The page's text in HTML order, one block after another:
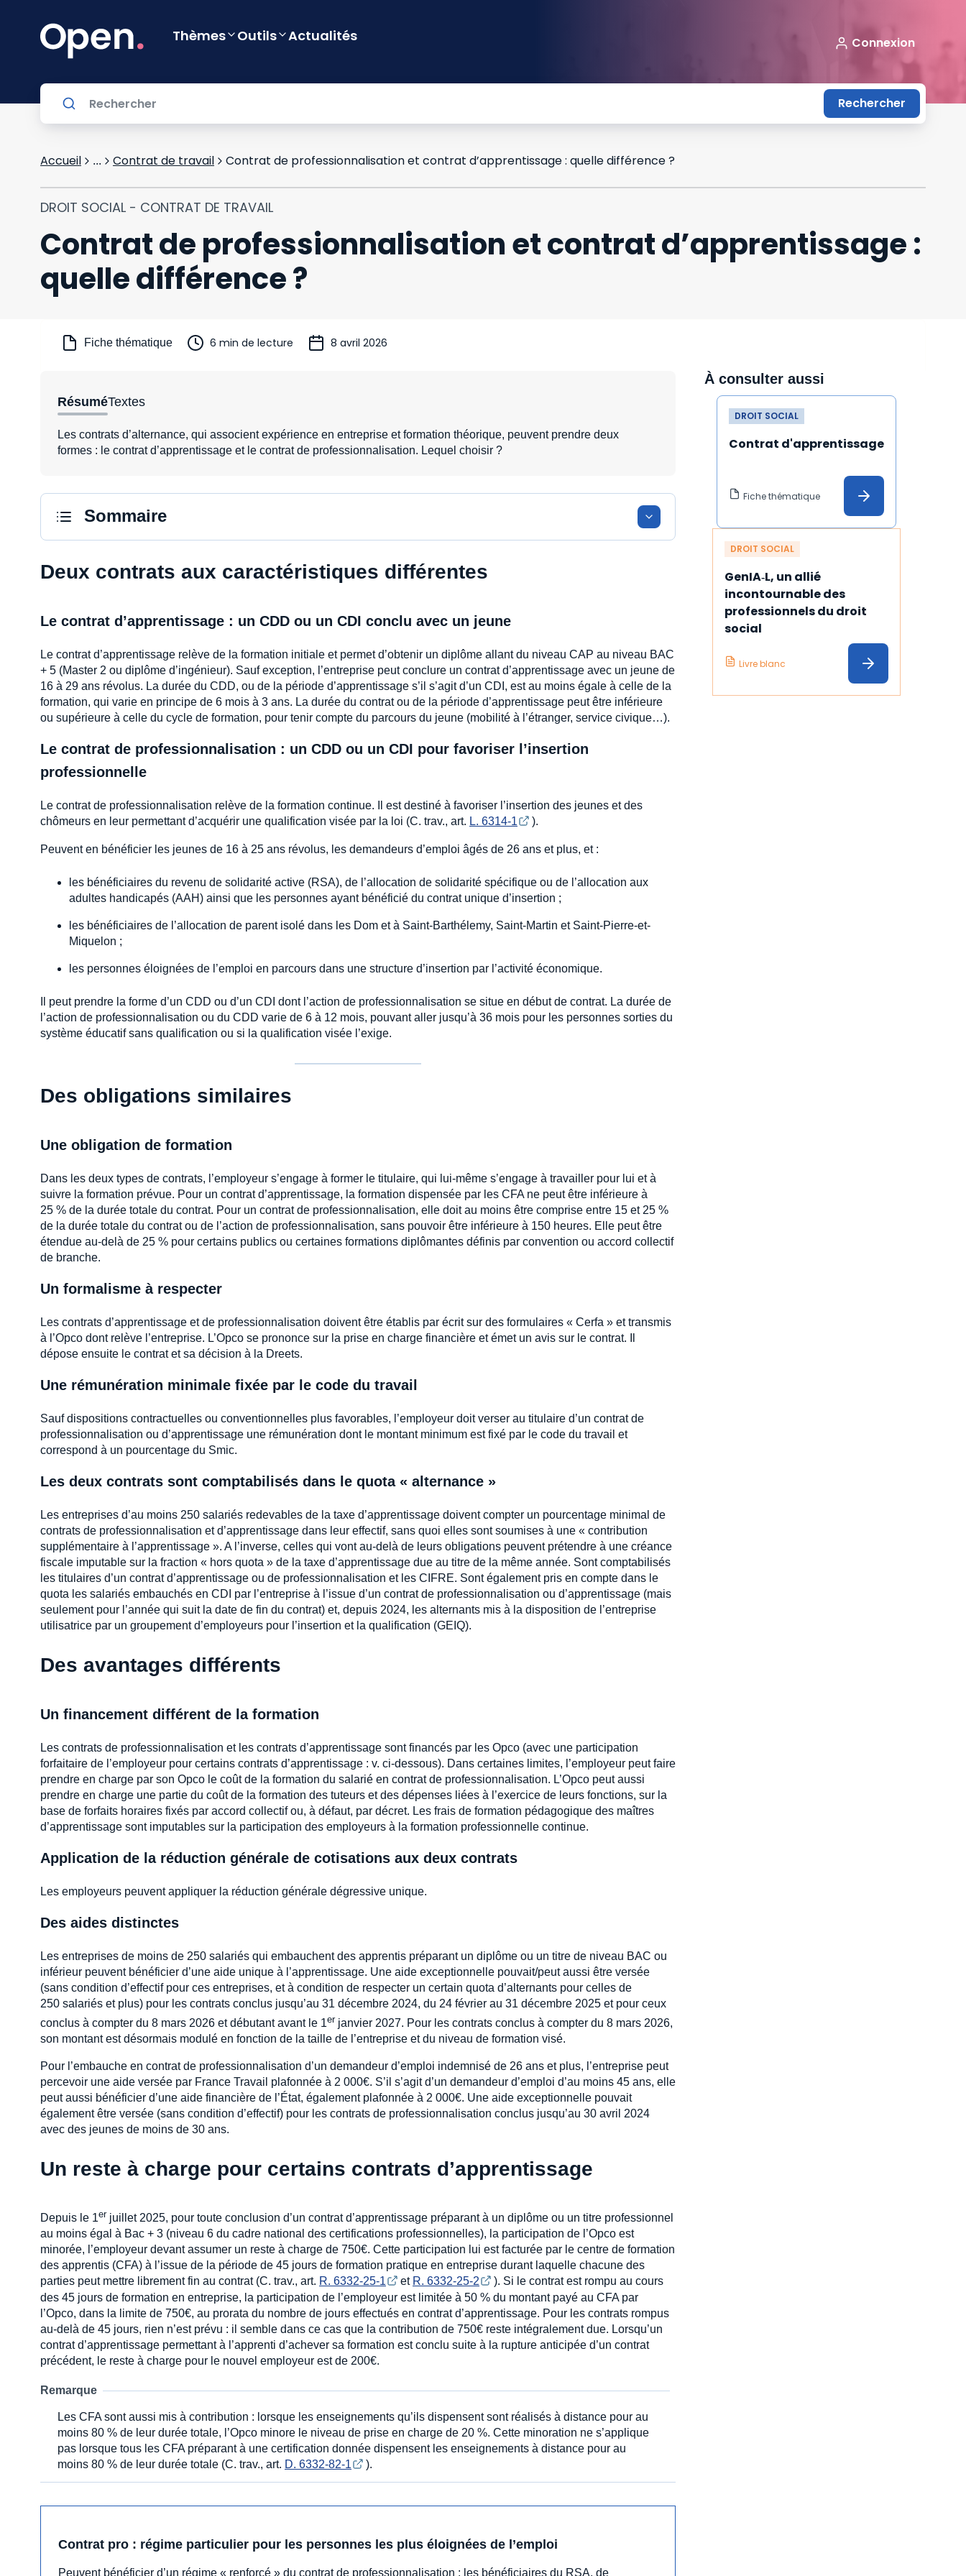
Thèmes Outils Actualités Connexion
Rechercher
Accueil ... Contrat de travail Contrat de professionnalisation et contrat d’apprentissage : quelle différence ?
DROIT SOCIAL - CONTRAT DE TRAVAIL
Contrat de professionnalisation et contrat d’apprentissage :
quelle différence ?
Fiche thématique 6 min de lecture 8 avril 2026
RésuméTextes
Les contrats d’alternance, qui associent expérience en entreprise et formation théorique, peuvent prendre deux
formes : le contrat d’apprentissage et le contrat de professionnalisation. Lequel choisir ?
Sommaire
Deux contrats aux caractéristiques différentes
Le contrat d’apprentissage : un CDD ou un CDI conclu avec un jeune
Le contrat d’apprentissage relève de la formation initiale et permet d’obtenir un diplôme allant du niveau CAP au niveau BAC
+ 5 (Master 2 ou diplôme d’ingénieur). Sauf exception, l’entreprise peut conclure un contrat d’apprentissage avec un jeune de
16 à 29 ans révolus. La durée du CDD, ou de la période d’apprentissage s’il s’agit d’un CDI, est au moins égale à celle de la
formation, qui varie en principe de 6 mois à 3 ans. La durée du contrat ou de la période d’apprentissage peut être inférieure
ou supérieure à celle du cycle de formation, pour tenir compte du parcours du jeune (mobilité à l’étranger, service civique…).
Le contrat de professionnalisation : un CDD ou un CDI pour favoriser l’insertion
professionnelle
Le contrat de professionnalisation relève de la formation continue. Il est destiné à favoriser l’insertion des jeunes et des
chômeurs en leur permettant d’acquérir une qualification visée par la loi (C. trav., art. L. 6314-1 ).
Peuvent en bénéficier les jeunes de 16 à 25 ans révolus, les demandeurs d’emploi âgés de 26 ans et plus, et :
les bénéficiaires du revenu de solidarité active (RSA), de l’allocation de solidarité spécifique ou de l’allocation aux
adultes handicapés (AAH) ainsi que les personnes ayant bénéficié du contrat unique d’insertion ;
les bénéficiaires de l’allocation de parent isolé dans les Dom et à Saint-Barthélemy, Saint-Martin et Saint-Pierre-et-
Miquelon ;
les personnes éloignées de l’emploi en parcours dans une structure d’insertion par l’activité économique.
Il peut prendre la forme d’un CDD ou d’un CDI dont l’action de professionnalisation se situe en début de contrat. La durée de
l’action de professionnalisation ou du CDD varie de 6 à 12 mois, pouvant aller jusqu’à 36 mois pour les personnes sorties du
système éducatif sans qualification ou si la qualification visée l’exige.
Des obligations similaires
Une obligation de formation
Dans les deux types de contrats, l’employeur s’engage à former le titulaire, qui lui-même s’engage à travailler pour lui et à
suivre la formation prévue. Pour un contrat d’apprentissage, la formation dispensée par les CFA ne peut être inférieure à
25 % de la durée totale du contrat. Pour un contrat de professionnalisation, elle doit au moins être comprise entre 15 et 25 %
de la durée totale du contrat ou de l’action de professionnalisation, sans pouvoir être inférieure à 150 heures. Elle peut être
étendue au-delà de 25 % pour certains publics ou certaines formations diplômantes définis par convention ou accord collectif
de branche.
Un formalisme à respecter
Les contrats d’apprentissage et de professionnalisation doivent être établis par écrit sur des formulaires « Cerfa » et transmis
à l’Opco dont relève l’entreprise. L’Opco se prononce sur la prise en charge financière et émet un avis sur le contrat. Il
dépose ensuite le contrat et sa décision à la Dreets.
Une rémunération minimale fixée par le code du travail
Sauf dispositions contractuelles ou conventionnelles plus favorables, l’employeur doit verser au titulaire d’un contrat de
professionnalisation ou d’apprentissage une rémunération dont le montant minimum est fixé par le code du travail et
correspond à un pourcentage du Smic.
Les deux contrats sont comptabilisés dans le quota « alternance »
Les entreprises d’au moins 250 salariés redevables de la taxe d’apprentissage doivent compter un pourcentage minimal de
contrats de professionnalisation et d’apprentissage dans leur effectif, sans quoi elles sont soumises à une « contribution
supplémentaire à l’apprentissage ». A l’inverse, celles qui vont au-delà de leurs obligations peuvent prétendre à une créance
fiscale imputable sur la fraction « hors quota » de la taxe d’apprentissage due au titre de la même année. Sont comptabilisés
les titulaires d’un contrat d’apprentissage ou de professionnalisation et les CIFRE. Sont également pris en compte dans le
quota les salariés embauchés en CDI par l’entreprise à l’issue d’un contrat de professionnalisation ou d’apprentissage (mais
seulement pour l’année qui suit la date de fin du contrat) et, depuis 2024, les alternants mis à la disposition de l’entreprise
utilisatrice par un groupement d’employeurs pour l’insertion et la qualification (GEIQ).
Des avantages différents
Un financement différent de la formation
Les contrats de professionnalisation et les contrats d’apprentissage sont financés par les Opco (avec une participation
forfaitaire de l’employeur pour certains contrats d’apprentissage : v. ci-dessous). Dans certaines limites, l’employeur peut faire
prendre en charge par son Opco le coût de la formation du salarié en contrat de professionnalisation. L’Opco peut aussi
prendre en charge une partie du coût de la formation des tuteurs et des dépenses liées à l’exercice de leurs fonctions, sur la
base de forfaits horaires fixés par accord collectif ou, à défaut, par décret. Les frais de formation pédagogique des maîtres
d’apprentissage sont imputables sur la participation des employeurs à la formation professionnelle continue.
Application de la réduction générale de cotisations aux deux contrats
Les employeurs peuvent appliquer la réduction générale dégressive unique.
Des aides distinctes
Les entreprises de moins de 250 salariés qui embauchent des apprentis préparant un diplôme ou un titre de niveau BAC ou
inférieur peuvent bénéficier d’une aide unique à l’apprentissage. Une aide exceptionnelle pouvait/peut aussi être versée
(sans condition d’effectif pour ces entreprises, et à condition de respecter un certain quota d’alternants pour celles de
250 salariés et plus) pour les contrats conclus jusqu’au 31 décembre 2024, du 24 février au 31 décembre 2025 et pour ceux
conclus à compter du 8 mars 2026 et débutant avant le 1er janvier 2027. Pour les contrats conclus à compter du 8 mars 2026,
son montant est désormais modulé en fonction de la taille de l’entreprise et du niveau de formation visé.
Pour l’embauche en contrat de professionnalisation d’un demandeur d’emploi indemnisé de 26 ans et plus, l’entreprise peut
percevoir une aide versée par France Travail plafonnée à 2 000€. S’il s’agit d’un demandeur d’emploi d’au moins 45 ans, elle
peut aussi bénéficier d’une aide financière de l’État, également plafonnée à 2 000€. Une aide exceptionnelle pouvait
également être versée (sans condition d’effectif) pour les contrats de professionnalisation conclus jusqu’au 30 avril 2024
avec des jeunes de moins de 30 ans.
Un reste à charge pour certains contrats d’apprentissage
Depuis le 1er juillet 2025, pour toute conclusion d’un contrat d’apprentissage préparant à un diplôme ou un titre professionnel
au moins égal à Bac + 3 (niveau 6 du cadre national des certifications professionnelles), la participation de l’Opco est
minorée, l’employeur devant assumer un reste à charge de 750€. Cette participation lui est facturée par le centre de formation
des apprentis (CFA) à l’issue de la période de 45 jours de formation pratique en entreprise durant laquelle chacune des
parties peut mettre librement fin au contrat (C. trav., art. R. 6332-25-1 et R. 6332-25-2
). Si le contrat est rompu au cours
des 45 jours de formation en entreprise, la participation de l’employeur est limitée à 50 % du montant payé au CFA par
l’Opco, dans la limite de 750€, au prorata du nombre de jours effectués en contrat d’apprentissage. Pour les contrats rompus
au-delà de 45 jours, rien n’est prévu : il semble dans ce cas que la contribution de 750€ reste intégralement due. Lorsqu’un
contrat d’apprentissage permettant à l’apprenti d’achever sa formation est conclu suite à la rupture anticipée d’un contrat
précédent, le reste à charge pour le nouvel employeur est de 200€.
Remarque
Les CFA sont aussi mis à contribution : lorsque les enseignements qu’ils dispensent sont réalisés à distance pour au
moins 80 % de leur durée totale, l’Opco minore le niveau de prise en charge de 20 %. Cette minoration ne s’applique
pas lorsque tous les CFA préparant à une certification donnée dispensent les enseignements à distance pour au
moins 80 % de leur durée totale (C. trav., art. D. 6332-82-1 ).
Contrat pro : régime particulier pour les personnes les plus éloignées de l’emploi
Peuvent bénéficier d’un régime « renforcé » du contrat de professionnalisation : les bénéficiaires du RSA, de
À consulter aussi
DROIT SOCIAL
Contrat d'apprentissage
Fiche thématique
DROIT SOCIAL
GenIA‑L, un allié
incontournable des
professionnels du droit
social
Livre blanc